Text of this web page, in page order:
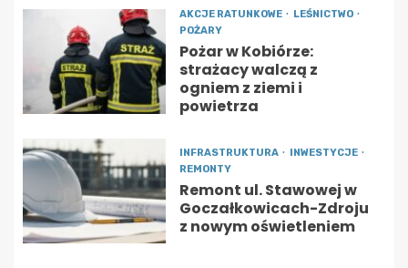
AKCJE RATUNKOWE
LEŚNICTWO
POŻARY
Pożar w Kobiórze:
strażacy walczą z
ogniem z ziemi i
powietrza
INFRASTRUKTURA
INWESTYCJE
REMONTY
Remont ul. Stawowej w
Goczałkowicach-Zdroju
z nowym oświetleniem